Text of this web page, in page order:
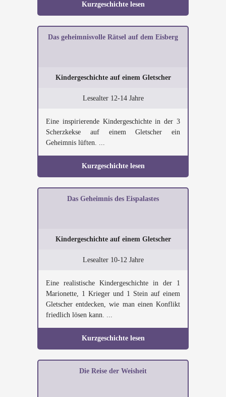
Kurzgeschichte lesen
Das geheimnisvolle Rätsel auf dem Eisberg
Kindergeschichte auf einem Gletscher
Lesealter 12-14 Jahre
Eine inspirierende Kindergeschichte in der 3
Scherzkekse auf einem Gletscher ein
Geheimnis lüften. ...
Kurzgeschichte lesen
Das Geheimnis des Eispalastes
Kindergeschichte auf einem Gletscher
Lesealter 10-12 Jahre
Eine realistische Kindergeschichte in der 1
Marionette, 1 Krieger und 1 Stein auf einem
Gletscher entdecken, wie man einen Konflikt
friedlich lösen kann. ...
Kurzgeschichte lesen
Die Reise der Weisheit